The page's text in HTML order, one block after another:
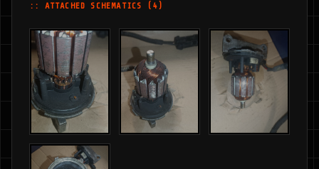
:: ATTACHED SCHEMATICS (4)